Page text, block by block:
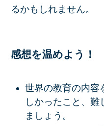
るかもしれません。
感想を温めよう！
世界の教育の内容
しかったこと、難
ましょう。